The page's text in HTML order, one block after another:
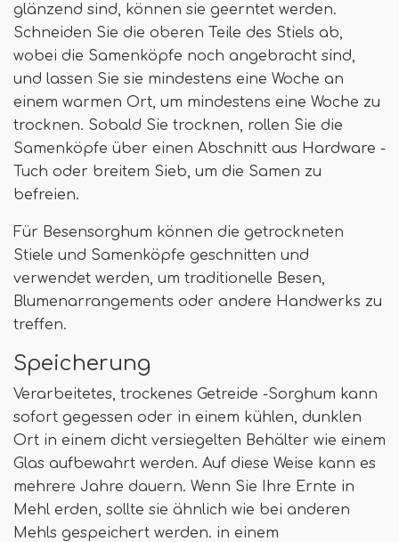
glänzend sind, können sie geerntet werden.
Schneiden Sie die oberen Teile des Stiels ab,
wobei die Samenköpfe noch angebracht sind,
und lassen Sie sie mindestens eine Woche an
einem warmen Ort, um mindestens eine Woche zu
trocknen. Sobald Sie trocknen, rollen Sie die
Samenköpfe über einen Abschnitt aus Hardware -
Tuch oder breitem Sieb, um die Samen zu
befreien.
Für Besensorghum können die getrockneten
Stiele und Samenköpfe geschnitten und
verwendet werden, um traditionelle Besen,
Blumenarrangements oder andere Handwerks zu
treffen.
Speicherung
Verarbeitetes, trockenes Getreide -Sorghum kann
sofort gegessen oder in einem kühlen, dunklen
Ort in einem dicht versiegelten Behälter wie einem
Glas aufbewahrt werden. Auf diese Weise kann es
mehrere Jahre dauern. Wenn Sie Ihre Ernte in
Mehl erden, sollte sie ähnlich wie bei anderen
Mehls gespeichert werden. in einem